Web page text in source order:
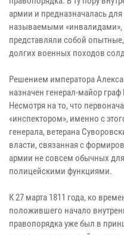
армии и предназначалась
называемыми «инвалидами»,
представляли собой
долгих военных походов
Решением императора
назначен генерал-майор
Несмотря на то, что
«инспектором», именно с
генерала, ветерана
власти, связанная с
армии не совсем обычных
полицейскими функциями.
К 27 марта 1811 года, ко
положившего начало
правопорядка уже был в